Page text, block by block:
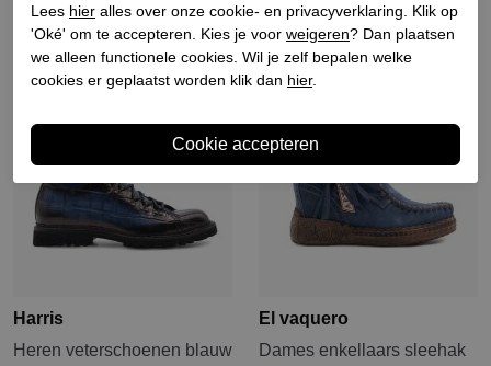
Nieuw
Harris
Heren veterschoenen blauw
Nieuw
El vaquero
Dames enkellaars sleehak
Lees hier alles over onze cookie- en privacyverklaring. Klik op
'Oké' om te accepteren. Kies je voor weigeren? Dan plaatsen
we alleen functionele cookies. Wil je zelf bepalen welke
cookies er geplaatst worden klik dan hier.